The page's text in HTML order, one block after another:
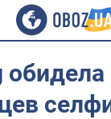
обидела